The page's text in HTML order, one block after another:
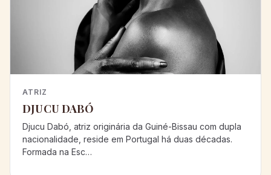
ATRIZ
DJUCU DABÓ
Djucu Dabó, atriz originária da Guiné-Bissau com dupla
nacionalidade, reside em Portugal há duas décadas.
Formada na Esc…